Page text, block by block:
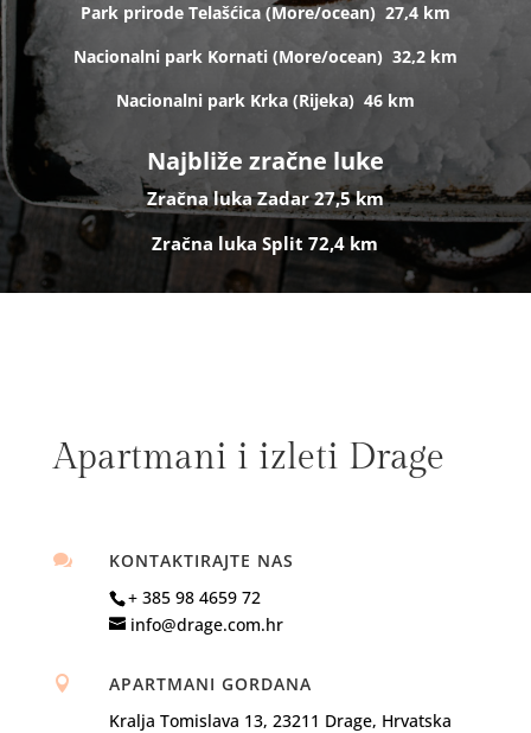
Park prirode Telašćica (More/ocean) 27,4 km
Nacionalni park Kornati (More/ocean) 32,2 km
Nacionalni park Krka (Rijeka) 46 km
Najbliže zračne luke
Zračna luka Zadar 27,5 km
Zračna luka Split 72,4 km
Apartmani i izleti Drage

KONTAKTIRAJTE NAS
+ 385 98 4659 72
info@drage.com.hr

APARTMANI GORDANA
Kralja Tomislava 13, 23211 Drage, Hrvatska